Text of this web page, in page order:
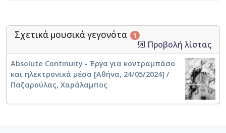
Σχετικά μουσικά γεγονότα 1
Προβολή λίστας
Absolute Continuity - Έργα για κοντραμπάσο
και ηλεκτρονικά μέσα [Αθήνα, 24/05/2024] /
Παζαρούλας, Χαράλαμπος